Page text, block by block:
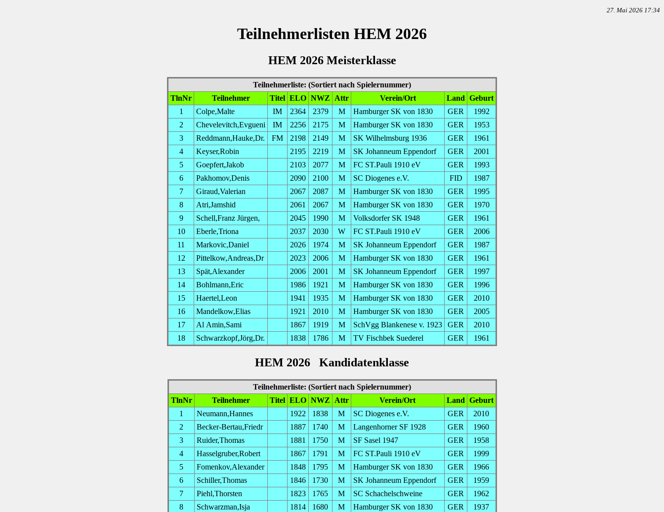
27. Mai 2026 17:34
Teilnehmerlisten HEM 2026
HEM 2026 Meisterklasse
Teilnehmerliste: (Sortiert nach Spielernummer)
TlnNr
Teilnehmer Titel ELO NWZ Attr Verein/Ort Land Geburt
1
Colpe,Malte IM 2364 2379 M Hamburger SK von 1830 GER
1992
2
Chevelevitch,Evgueni IM 2256 2175 M Hamburger SK von 1830 GER
1953
3
Reddmann,Hauke,Dr. FM 2198 2149 M SK Wilhelmsburg 1936 GER
1961
4
Keyser,Robin 2195 2219 M SK Johanneum Eppendorf GER
2001
5
Goepfert,Jakob 2103 2077 M FC ST.Pauli 1910 eV GER
1993
6
Pakhomov,Denis 2090 2100 M SC Diogenes e.V. FID
1987
7
Giraud,Valerian 2067 2087 M Hamburger SK von 1830 GER
1995
8
Atri,Jamshid 2061 2067 M Hamburger SK von 1830 GER
1970
9
Schell,Franz Jürgen, 2045 1990 M Volksdorfer SK 1948 GER
1961
10
Eberle,Triona 2037 2030 W FC ST.Pauli 1910 eV GER
2006
11
Markovic,Daniel 2026 1974 M SK Johanneum Eppendorf GER
1987
12
Pittelkow,Andreas,Dr 2023 2006 M Hamburger SK von 1830 GER
1961
13
Spät,Alexander 2006 2001 M SK Johanneum Eppendorf GER
1997
14
Bohlmann,Eric 1986 1921 M Hamburger SK von 1830 GER
1996
15
Haertel,Leon 1941 1935 M Hamburger SK von 1830 GER
2010
16
Mandelkow,Elias 1921 2010 M Hamburger SK von 1830 GER
2005
17
Al Amin,Sami 1867 1919 M SchVgg Blankenese v. 1923 GER
2010
18
Schwarzkopf,Jörg,Dr. 1838 1786 M TV Fischbek Suederel GER 1961
HEM 2026 Kandidatenklasse
Teilnehmerliste: (Sortiert nach Spielernummer)
TlnNr
Teilnehmer Titel ELO NWZ Attr Verein/Ort Land Geburt
1
Neumann,Hannes 1922 1838 M SC Diogenes e.V. GER
2010
2
Becker-Bertau,Friedr 1887 1740 M Langenhorner SF 1928 GER
1960
3
Ruider,Thomas 1881 1750 M SF Sasel 1947 GER
1958
4
Hasselgruber,Robert 1867 1791 M FC ST.Pauli 1910 eV GER
1999
5
Fomenkov,Alexander 1848 1795 M Hamburger SK von 1830 GER
1966
6
Schiller,Thomas 1846 1730 M SK Johanneum Eppendorf GER
1959
7
Piehl,Thorsten 1823 1765 M SC Schachelschweine GER
1962
8
Schwarzman,Isja 1814 1680 M Hamburger SK von 1830 GER
1937